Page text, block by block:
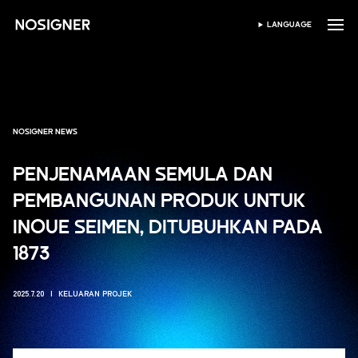
UTAMA PILIH BAHASA
LANGUAGE
NOSIGNER NEWS
PENJENAMAAN SEMULA DAN
PEMBANGUNAN PRODUK UNTUK
INOUE SEIMEN, DITUBUHKAN PADA
1873
2025.7.20 KELUARAN PROJEK